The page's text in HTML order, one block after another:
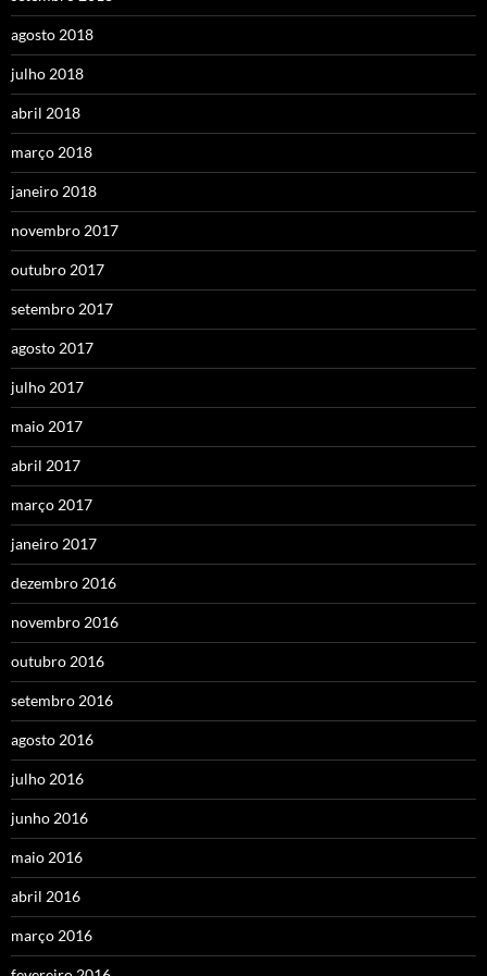
agosto 2018
julho 2018
abril 2018
março 2018
janeiro 2018
novembro 2017
outubro 2017
setembro 2017
agosto 2017
julho 2017
maio 2017
abril 2017
março 2017
janeiro 2017
dezembro 2016
novembro 2016
outubro 2016
setembro 2016
agosto 2016
julho 2016
junho 2016
maio 2016
abril 2016
março 2016